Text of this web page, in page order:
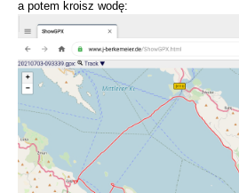
a potem kroisz wodę: